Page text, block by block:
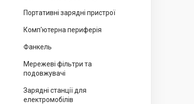
Портативні зарядні пристрої
Комп'ютерна периферія
Фанкель
Мережеві фільтри та
подовжувачі
Зарядні станції для
електромобілів